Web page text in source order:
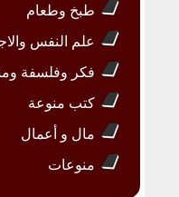
طبخ وطعام
علم النفس
فكر وفلسفة
كتب منوعة
مال و أعمال
منوعات